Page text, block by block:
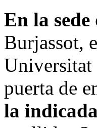
En la sede
Burjassot,
Universitat
puerta de
la